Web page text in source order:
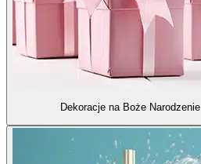
Dekoracje na Boże Narodzenie